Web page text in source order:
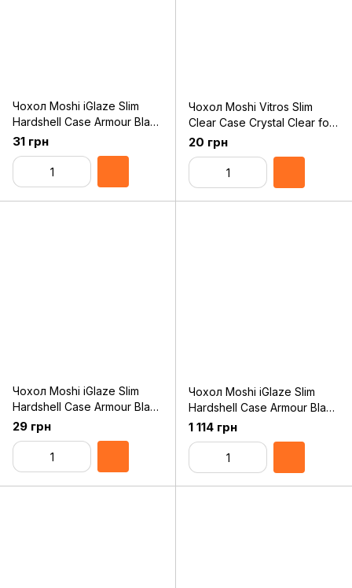
Чохол Moshi iGlaze Slim
Hardshell Case Armour Black
for iPhone 11 Pro Max
(99MO113005)
31 грн
Чохол Moshi Vitros Slim
Clear Case Crystal Clear for
iPhone 11 Pro (99MO103906)
20 грн
Чохол Moshi iGlaze Slim
Hardshell Case Armour Black
for iPhone 11 Pro
(99MO113003)
29 грн
Чохол Moshi iGlaze Slim
Hardshell Case Armour Black
for iPhone 11 (99MO113004)
1 114 грн